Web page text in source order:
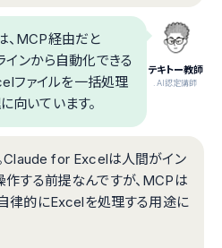
テキトー教師
.AI認定講師
、MCP経由だと
インから自動化できる
ファイルを一括処理
向いています。
Claude for Excelは人間がイン
作する前提なんですが、MCPは
律的にExcelを処理する用途に